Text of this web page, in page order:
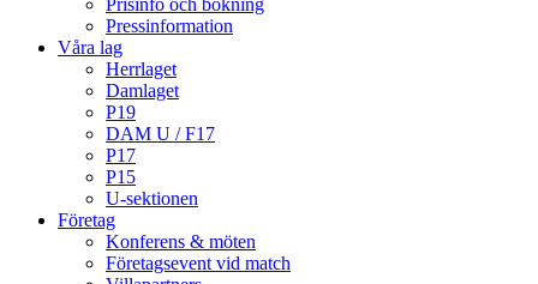
Pressinformation
Våra lag
Herrlaget
Damlaget
P19
DAM U / F17
P17
P15
U-sektionen
Företag
Konferens & möten
Företagsevent vid match